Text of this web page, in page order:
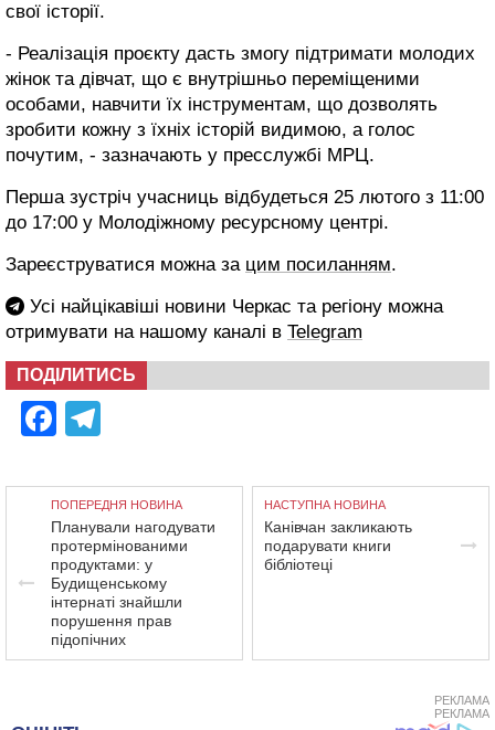
свої історії.
- Реалізація проєкту дасть змогу підтримати молодих
жінок та дівчат, що є внутрішньо переміщеними
особами, навчити їх інструментам, що дозволять
зробити кожну з їхніх історій видимою, а голос
почутим, - зазначають у пресслужбі МРЦ.
Перша зустріч учасниць відбудеться 25 лютого з 11:00
до 17:00 у Молодіжному ресурсному центрі.
Зареєструватися можна за цим посиланням.
Усі найцікавіші новини Черкас та регіону можна
отримувати на нашому каналі в Telegram
ПОДІЛИТИСЬ
Facebook
ПОПЕРЕДНЯ НОВИНА
Планували нагодувати
протермінованими
продуктами: у
Будищенському
інтернаті знайшли
порушення прав
підопічних
НАСТУПНА НОВИНА
Канівчан закликають
подарувати книги
бібліотеці
РЕКЛАМА
РЕКЛАМА